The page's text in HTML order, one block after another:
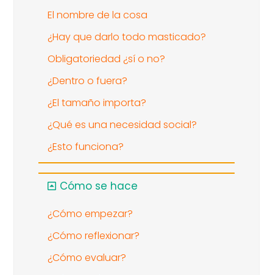
El nombre de la cosa
¿Hay que darlo todo masticado?
Obligatoriedad ¿sí o no?
¿Dentro o fuera?
¿El tamaño importa?
¿Qué es una necesidad social?
¿Esto funciona?
Cómo se hace
¿Cómo empezar?
¿Cómo reflexionar?
¿Cómo evaluar?